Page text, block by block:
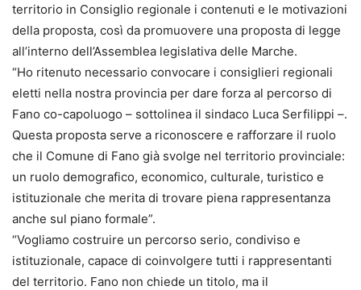
territorio in Consiglio regionale i contenuti e le motivazioni
della proposta, così da promuovere una proposta di legge
all’interno dell’Assemblea legislativa delle Marche.
“Ho ritenuto necessario convocare i consiglieri regionali
eletti nella nostra provincia per dare forza al percorso di
Fano co-capoluogo – sottolinea il sindaco Luca Serfilippi –.
Questa proposta serve a riconoscere e rafforzare il ruolo
che il Comune di Fano già svolge nel territorio provinciale:
un ruolo demografico, economico, culturale, turistico e
istituzionale che merita di trovare piena rappresentanza
anche sul piano formale”.
“Vogliamo costruire un percorso serio, condiviso e
istituzionale, capace di coinvolgere tutti i rappresentanti
del territorio. Fano non chiede un titolo, ma il